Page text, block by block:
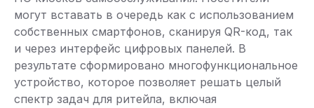
могут вставать в очередь как с использованием
собственных смартфонов, сканируя QR-код, так
и через интерфейс цифровых панелей. В
результате сформировано многофункциональное
устройство, которое позволяет решать целый
спектр задач для ритейла, включая